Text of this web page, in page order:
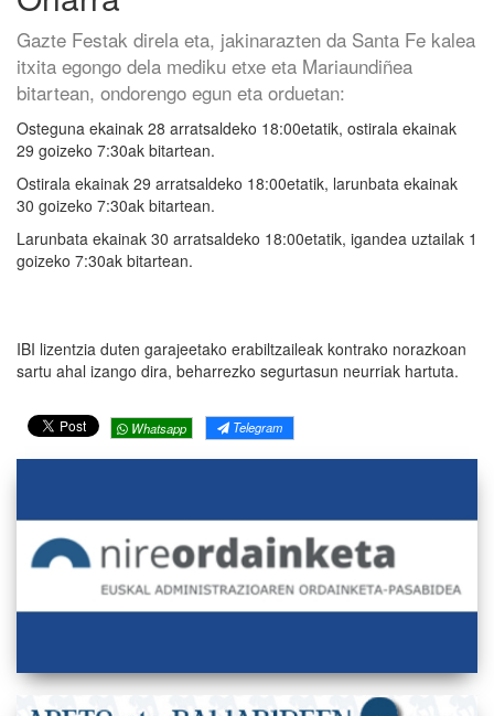
Gazte Festak direla eta, jakinarazten da Santa Fe kalea
itxita egongo dela mediku etxe eta Mariaundiñea
bitartean, ondorengo egun eta orduetan:
Osteguna ekainak 28 arratsaldeko 18:00etatik, ostirala ekainak
29 goizeko 7:30ak bitartean.
Ostirala ekainak 29 arratsaldeko 18:00etatik, larunbata ekainak
30 goizeko 7:30ak bitartean.
Larunbata ekainak 30 arratsaldeko 18:00etatik, igandea uztailak 1
goizeko 7:30ak bitartean.
IBI lizentzia duten garajeetako erabiltzaileak kontrako norazkoan
sartu ahal izango dira, beharrezko segurtasun neurriak hartuta.
Whatsapp Telegram